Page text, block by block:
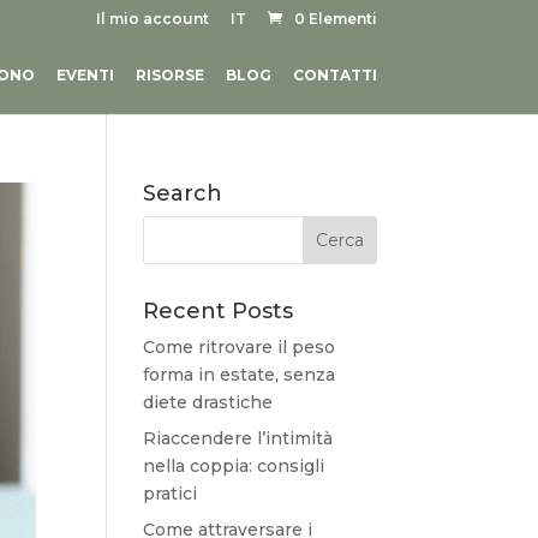
Il mio account IT 0 Elementi
EVENTI RISORSE BLOG CONTATTI
Search
Recent Posts
Come ritrovare il peso
forma in estate, senza
diete drastiche
Riaccendere l’intimità
nella coppia: consigli
pratici
Come attraversare i